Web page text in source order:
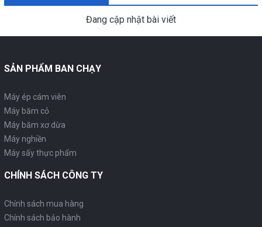
Đang cập nhật bài viết
SẢN PHẨM BAN CHẠY
Máy ép cám viên
Máy băm cỏ
Máy băm xơ dừa
Máy nghiền
Máy sấy thực phẩm
CHÍNH SÁCH CÔNG TY
Chính sách mua hàng
Chính sách bảo hành